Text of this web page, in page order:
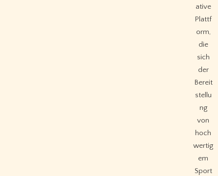
ative
Plattf
orm,
die
sich
der
Bereit
stellu
ng
von
hoch
wertig
em
Sport